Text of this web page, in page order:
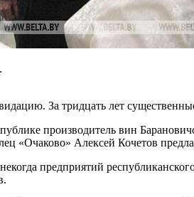
За тридцать лет
производитель вин
«Очаково» Алексей Кочетов
предприятий